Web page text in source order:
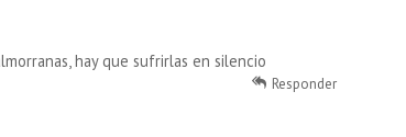
hay que sufrirlas en silencio
Responder